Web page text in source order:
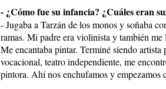
- ¿Cómo fue su infancia? ¿Cuáles eran
- Jugaba a Tarzán de los monos y soñaba
ramas. Mi padre era violinista y también
Me encantaba pintar. Terminé siendo
vocacional, teatro independiente, me
pintora. Ahí nos enchufamos y empezamos